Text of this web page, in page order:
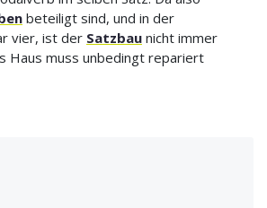
beteiligt sind, und in der
vier, ist der Satzbau nicht immer
Haus muss unbedingt repariert